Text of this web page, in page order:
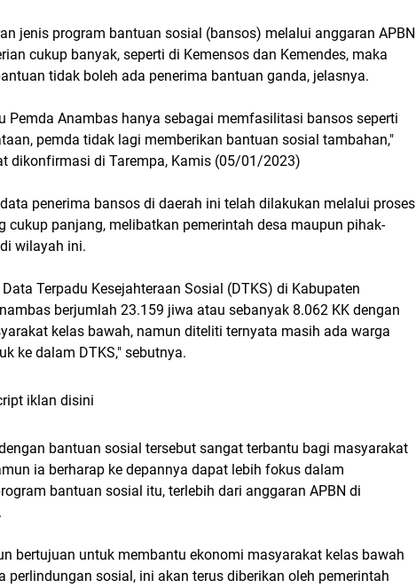
jenis program bantuan sosial (bansos) melalui anggaran APBN
cukup banyak, seperti di Kemensos dan Kemendes, maka
tidak boleh ada penerima bantuan ganda, jelasnya.
Pemda Anambas hanya sebagai memfasilitasi bansos seperti
pemda tidak lagi memberikan bantuan sosial tambahan,"
dikonfirmasi di Tarempa, Kamis (05/01/2023)
penerima bansos di daerah ini telah dilakukan melalui proses
cukup panjang, melibatkan pemerintah desa maupun pihak-
wilayah ini.
Terpadu Kesejahteraan Sosial (DTKS) di Kabupaten
berjumlah 23.159 jiwa atau sebanyak 8.062 KK dengan
kelas bawah, namun diteliti ternyata masih ada warga
ke dalam DTKS," sebutnya.
iklan disini
bantuan sosial tersebut sangat terbantu bagi masyarakat
ia berharap ke depannya dapat lebih fokus dalam
bantuan sosial itu, terlebih dari anggaran APBN di
bertujuan untuk membantu ekonomi masyarakat kelas bawah
perlindungan sosial, ini akan terus diberikan oleh pemerintah